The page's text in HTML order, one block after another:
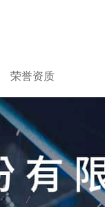
荣誉资质